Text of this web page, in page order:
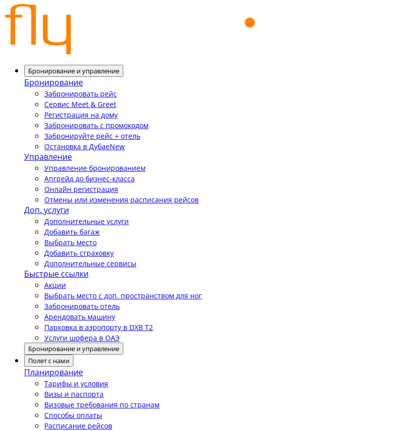
Бронирование и управление
Бронирование
Забронировать рейс
Сервис Meet & Greet
Регистрация на дому
Забронировать с промокодом
Забронируйте рейс + отель
Остановка в ДубаеNew
Управление
Управление бронированием
Апгрейд до бизнес-класса
Онлайн регистрация
Отмены или изменения расписания рейсов
Доп. услуги
Дополнительные услуги
Добавить багаж
Выбрать место
Добавить страховку
Дополнительные сервисы
Быстрые ссылки
Акции
Выбрать место с доп. пространством для ног
Забронировать отель
Арендовать машину
Парковка в аэропорту в DXB T2
Услуги шофера в ОАЭ
Бронирование и управление
Полет с нами
Планирование
Тарифы и условия
Визы и паспорта
Визовые требования по странам
Способы оплаты
Расписание рейсов